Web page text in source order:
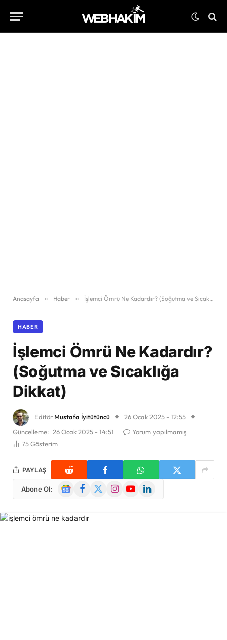
Anasayfa » Haber » İşlemci Ömrü Ne Kadardır? (Soğutma ve Sıcaklığa Dikkat)
HABER
İşlemci Ömrü Ne Kadardır?
(Soğutma ve Sıcaklığa
Dikkat)
Editör Mustafa İyitütüncü
26 Ocak 2025 - 12:55
Güncelleme: 26 Ocak 2025 - 14:51
Yorum yapılmamış
75Gösterim
PAYLAŞ
Abone Ol:
GoogleFacebook
X
InstagramYouTubeLinkedIn